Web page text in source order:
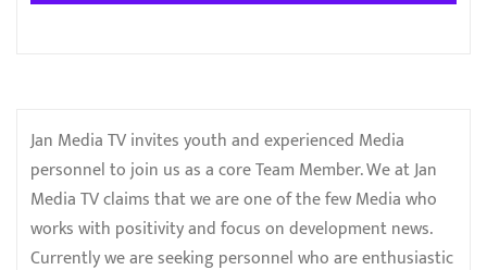
Jan Media TV invites youth and experienced Media
personnel to join us as a core Team Member. We at Jan
Media TV claims that we are one of the few Media who
works with positivity and focus on development news.
Currently we are seeking personnel who are enthusiastic